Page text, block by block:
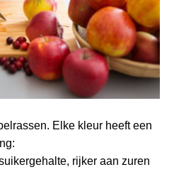
Elke kleur heeft een
rijker aan zuren